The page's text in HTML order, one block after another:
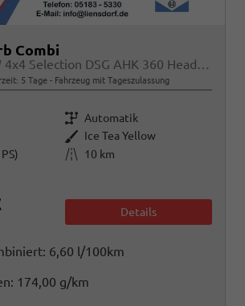
Combi
2.0 TDI 142kW 4x4 Selection DSG AHK 360 Head Up
5 Tage Fahrzeug mit Tageszulassung
Getriebe Automatik
Außenfarbe Ice Tea Yellow
Kilometerstand
10 km
Details
6,60 l/100km
174,00 g/km